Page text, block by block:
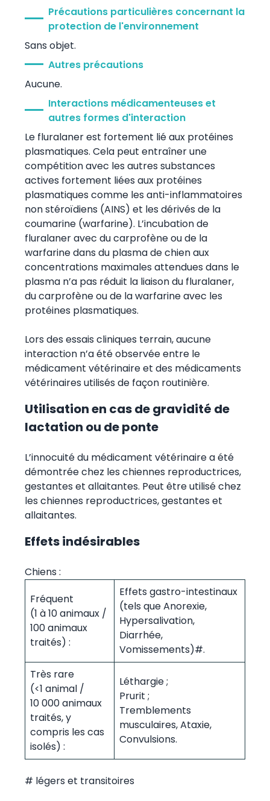
Précautions particulières concernant la
protection de l'environnement
Sans objet.
Autres précautions
Aucune.
Interactions médicamenteuses et
autres formes d'interaction
Le fluralaner est fortement lié aux protéines
plasmatiques. Cela peut entraîner une
compétition avec les autres substances
actives fortement liées aux protéines
plasmatiques comme les anti-inflammatoires
non stéroïdiens (AINS) et les dérivés de la
coumarine (warfarine). L’incubation de
fluralaner avec du carprofène ou de la
warfarine dans du plasma de chien aux
concentrations maximales attendues dans le
plasma n’a pas réduit la liaison du fluralaner,
du carprofène ou de la warfarine avec les
protéines plasmatiques.
Lors des essais cliniques terrain, aucune
interaction n’a été observée entre le
médicament vétérinaire et des médicaments
vétérinaires utilisés de façon routinière.
Utilisation en cas de gravidité de
lactation ou de ponte
L’innocuité du médicament vétérinaire a été
démontrée chez les chiennes reproductrices,
gestantes et allaitantes. Peut être utilisé chez
les chiennes reproductrices, gestantes et
allaitantes.
Effets indésirables
Chiens :
Fréquent
(1 à 10 animaux /
100 animaux
traités) :
Effets gastro-intestinaux
(tels que Anorexie,
Hypersalivation,
Diarrhée,
Vomissements)#.
Très rare
(<1 animal /
10 000 animaux
traités, y
compris les cas
isolés) :
Léthargie ;
Prurit ;
Tremblements
musculaires, Ataxie,
Convulsions.
# légers et transitoires